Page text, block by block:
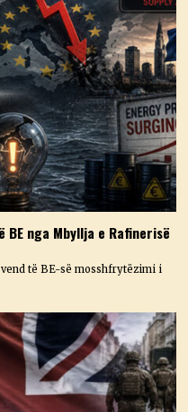
nga Mbyllja e Rafinerisë
të BE-së mosshfrytëzimi i